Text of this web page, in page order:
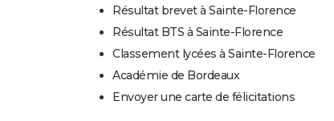
Résultat brevet à Sainte-Florence
Résultat BTS à Sainte-Florence
Classement lycées à Sainte-Florence
Académie de Bordeaux
Envoyer une carte de félicitations